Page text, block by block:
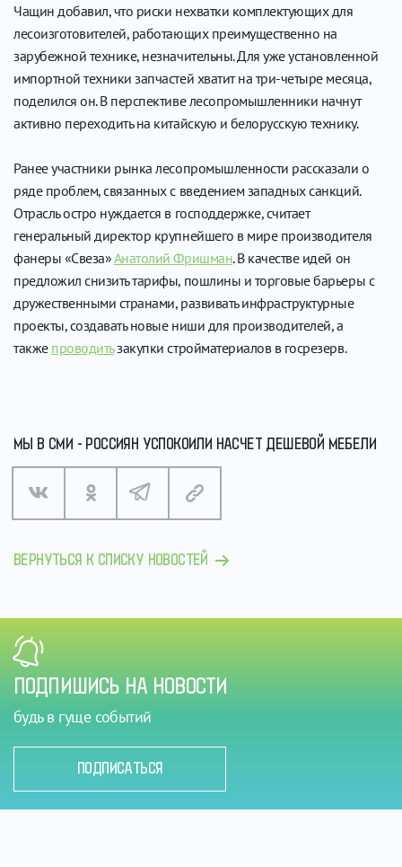
Чащин добавил, что риски нехватки комплектующих для
лесоизготовителей, работающих преимущественно на
зарубежной технике, незначительны. Для уже установленной
импортной техники запчастей хватит на три-четыре месяца,
поделился он. В перспективе лесопромышленники начнут
активно переходить на китайскую и белорусскую технику.
Ранее участники рынка лесопромышленности рассказали о
ряде проблем, связанных с введением западных санкций.
Отрасль остро нуждается в господдержке, считает
генеральный директор крупнейшего в мире производителя
фанеры «Свеза»Анатолий Фришман. В качестве идей он
предложил снизить тарифы, пошлины и торговые барьеры с
дружественными странами, развивать инфраструктурные
проекты, создавать новые ниши для производителей, а
также проводитьзакупки стройматериалов в госрезерв.
МЫ В СМИ - РОССИЯН УСПОКОИЛИ НАСЧЕТ ДЕШЕВОЙ МЕБЕЛИ
ВЕРНУТЬСЯ К СПИСКУ НОВОСТЕЙ
ПОДПИШИСЬ НА НОВОСТИ
будь в гуще событий
ПОДПИСАТЬСЯ